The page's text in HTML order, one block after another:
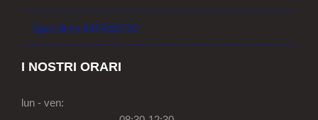
Specifiche INTRASTAT
I NOSTRI ORARI
lun - ven: